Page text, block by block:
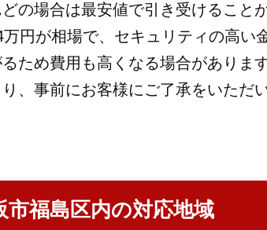
の場合は最安値で引き受けること
円が相場で、セキュリティの高い
ため費用も高くなる場合がありま
、事前にお客様にご了承をいただ
市福島区内の対応地域